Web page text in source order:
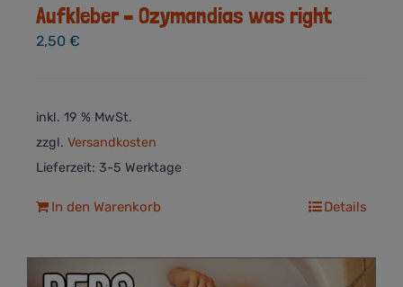
Aufkleber – Ozymandias was right
2,50 €
inkl. 19 % MwSt.
zzgl. Versandkosten
Lieferzeit: 3-5 Werktage
In den Warenkorb Details